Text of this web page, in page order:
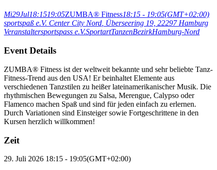
Mi29Jul18:1519:05ZUMBA® Fitness18:15 - 19:05(GMT+02:00)
sportspaß e.V. Center City Nord, Überseering 19, 22297 Hamburg
Veranstaltersportspass e.V.SportartTanzenBezirkHamburg-Nord
Event Details
ZUMBA® Fitness ist der weltweit bekannte und sehr beliebte Tanz-
Fitness-Trend aus den USA! Er beinhaltet Elemente aus
verschiedenen Tanzstilen zu heißer lateinamerikanischer Musik. Die
rhythmischen Bewegungen zu Salsa, Merengue, Calypso oder
Flamenco machen Spaß und sind für jeden einfach zu erlernen.
Durch Variationen sind Einsteiger sowie Fortgeschrittene in den
Kursen herzlich willkommen!
Zeit
29. Juli 2026 18:15 - 19:05(GMT+02:00)